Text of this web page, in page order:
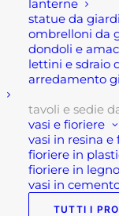
lanterne
statue da
ombrelloni da
dondoli e
lettini e sdraio
arredamento
tavoli e sedie
vasi e fioriere
vasi in resina e
fioriere in
fioriere in legno
vasi in
TUTTI I
decoro a foglia
e alle sedie da
vintage. La
infatti i classici
decorazione
decorazione
della struttura
tavolini in ferro
vantaggio
queste ultime.
Inoltre,
h 75 cm,